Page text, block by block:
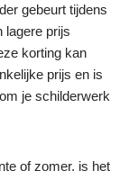
gebeurt tijdens
lagere prijs
korting kan
prijs en is
je schilderwerk
of zomer, is het